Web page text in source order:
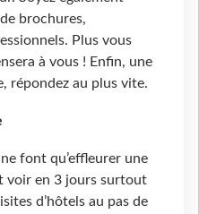
brochures,
Plus vous
à vous ! Enfin, une
répondez au plus vite.
font qu’effleurer une
voir en 3 jours surtout
d’hôtels au pas de